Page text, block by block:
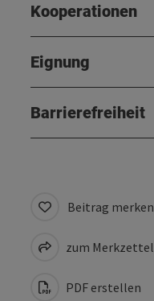
Kooperationen
Eignung
Barrierefreiheit
Beitrag merken
zum Merkzettel
PDF erstellen